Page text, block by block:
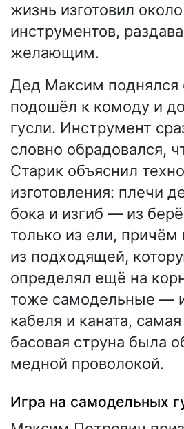
жизнь изготовил
инструментов,
желающим.
Дед Максим поднялся
подошёл к комоду и
гусли. Инструмент
словно обрадовался,
Старик объяснил
изготовления: плечи
бока и изгиб — из
только из ели,
из подходящей,
определял ещё на
тоже самодельные —
кабеля и каната, самая
басовая струна была
медной проволокой.
Игра на самодельных